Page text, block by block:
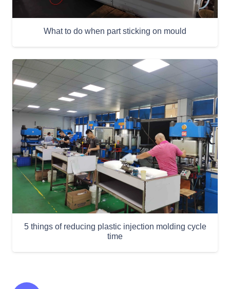
What to do when part sticking on mould
5 things of reducing plastic injection molding cycle
time